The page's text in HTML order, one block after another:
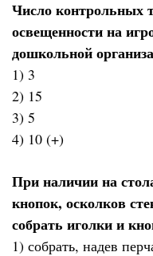
Число контрольных
освещенности на
дошкольной
1) 3
2) 15
3) 5
4) 10 (+)
При наличии на
кнопок, осколков
собрать иголки и
1) собрать, надев